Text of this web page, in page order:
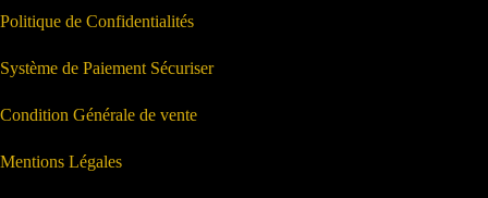
Politique de Confidentialités
Système de Paiement Sécuriser
Condition Générale de vente
Mentions Légales